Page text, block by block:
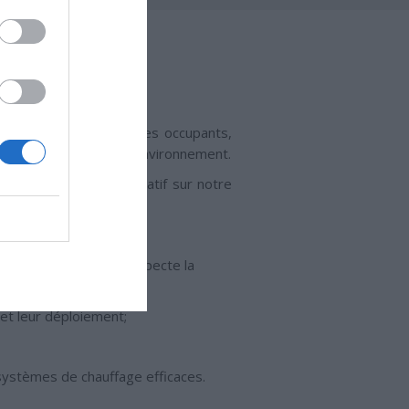
et sur la santé de ses occupants,
qui nuisent à l’environnement.
d’impact négatif sur notre
:
thermique qui respecte la
leur déploiement;
de chauffage efficaces.